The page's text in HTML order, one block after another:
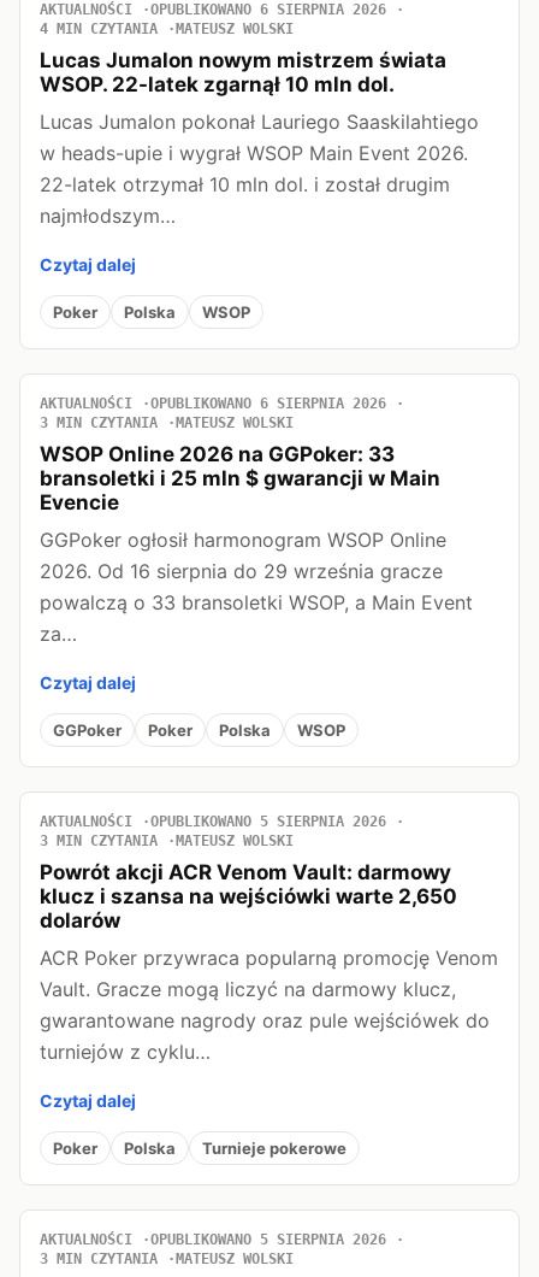
AKTUALNOŚCI
OPUBLIKOWANO 6 SIERPNIA 2026
4 MIN CZYTANIA
MATEUSZ WOLSKI
Lucas Jumalon nowym mistrzem świata
WSOP. 22-latek zgarnął 10 mln dol.
Lucas Jumalon pokonał Lauriego Saaskilahtiego
w heads-upie i wygrał WSOP Main Event 2026.
22-latek otrzymał 10 mln dol. i został drugim
najmłodszym…
Czytaj dalej
Poker Polska WSOP
AKTUALNOŚCI
OPUBLIKOWANO 6 SIERPNIA 2026
3 MIN CZYTANIA
MATEUSZ WOLSKI
WSOP Online 2026 na GGPoker: 33
bransoletki i 25 mln $ gwarancji w Main
Evencie
GGPoker ogłosił harmonogram WSOP Online
2026. Od 16 sierpnia do 29 września gracze
powalczą o 33 bransoletki WSOP, a Main Event
za…
Czytaj dalej
GGPoker Poker Polska WSOP
AKTUALNOŚCI
OPUBLIKOWANO 5 SIERPNIA 2026
3 MIN CZYTANIA
MATEUSZ WOLSKI
Powrót akcji ACR Venom Vault: darmowy
klucz i szansa na wejściówki warte 2,650
dolarów
ACR Poker przywraca popularną promocję Venom
Vault. Gracze mogą liczyć na darmowy klucz,
gwarantowane nagrody oraz pule wejściówek do
turniejów z cyklu…
Czytaj dalej
Poker Polska Turnieje pokerowe
AKTUALNOŚCI
OPUBLIKOWANO 5 SIERPNIA 2026
3 MIN CZYTANIA
MATEUSZ WOLSKI